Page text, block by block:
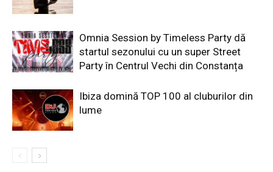
Omnia Session by Timeless Party dă
startul sezonului cu un super Street
Party în Centrul Vechi din Constanța
Ibiza domină TOP 100 al cluburilor din
lume